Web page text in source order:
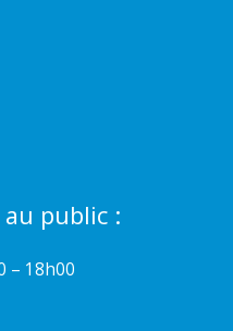
public :
– 18h00